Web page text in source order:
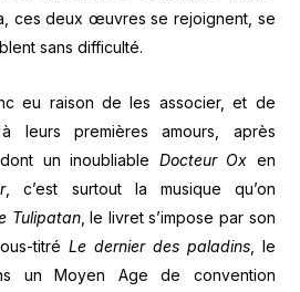
ces deux œuvres se rejoignent, se
sans difficulté.
eu raison de les associer, et de
leurs premières amours, après
un inoubliable Docteur Ox en
, c’est surtout la musique qu’on
Tulipatan, le livret s’impose par son
titréLe dernier des paladins, le
un Moyen Age de convention